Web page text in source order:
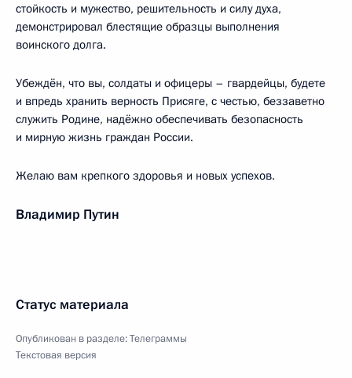
стойкость и мужество, решительность и силу духа,
демонстрировал блестящие образцы выполнения
воинского долга.
Убеждён, что вы, солдаты и офицеры – гвардейцы, будете
и впредь хранить верность Присяге, с честью, беззаветно
служить Родине, надёжно обеспечивать безопасность
и мирную жизнь граждан России.
Желаю вам крепкого здоровья и новых успехов.
Владимир Путин
Статус материала
Опубликован в разделе:Телеграммы
Текстовая версия